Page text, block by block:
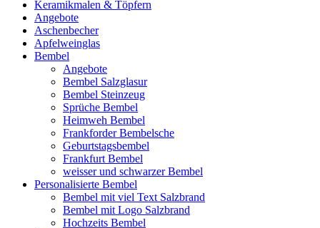
Keramikmalen & Töpfern
Angebote
Aschenbecher
Apfelweinglas
Bembel
Angebote
Bembel Salzglasur
Bembel Steinzeug
Sprüche Bembel
Heimweh Bembel
Frankforder Bembelsche
Geburtstagsbembel
Frankfurt Bembel
weisser und schwarzer Bembel
Personalisierte Bembel
Bembel mit viel Text Salzbrand
Bembel mit Logo Salzbrand
Hochzeits Bembel